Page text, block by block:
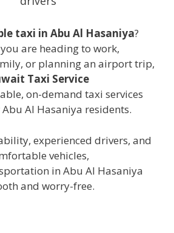
taxi in Abu Al Hasaniya?
are heading to work,
or planning an airport trip,
Taxi Service
on-demand taxi services
Al Hasaniya residents.
experienced drivers, and
vehicles,
in Abu Al Hasaniya
and worry-free.